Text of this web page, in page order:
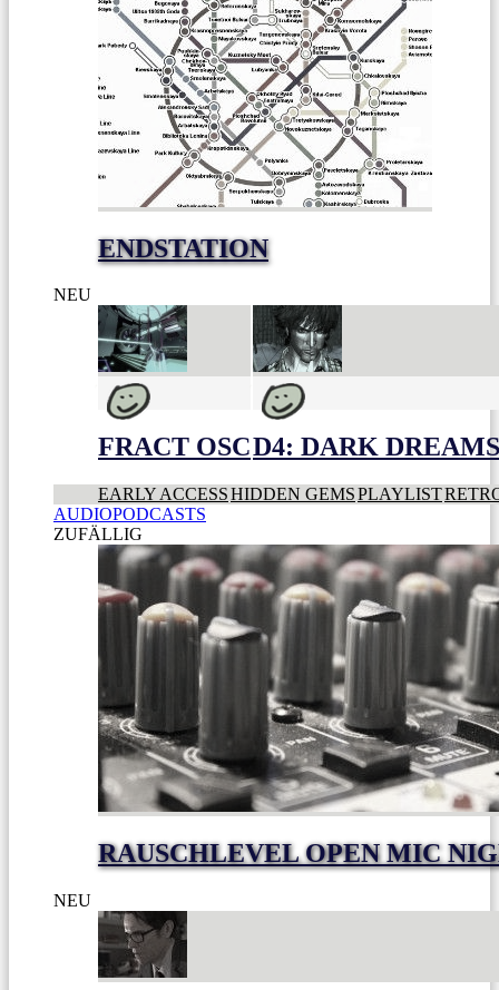
ENDSTATION
NEU
FRACT OSCD4: DARK
EARLY ACCESSHIDDEN GEMSPLAYLIST
AUDIOPODCASTS
ZUFÄLLIG
RAUSCHLEVEL OPEN MIC
NEU